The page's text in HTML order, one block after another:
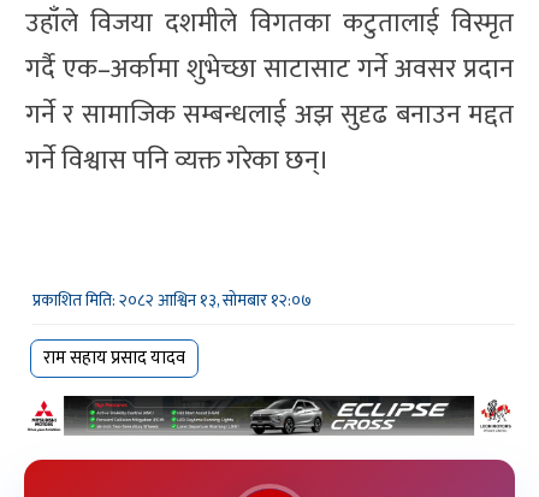
उहाँले विजया दशमीले विगतका कटुतालाई विस्मृत
गर्दै एक–अर्कामा शुभेच्छा साटासाट गर्ने अवसर प्रदान
गर्ने र सामाजिक सम्बन्धलाई अझ सुदृढ बनाउन मद्दत
गर्ने विश्वास पनि व्यक्त गरेका छन्।
प्रकाशित मिति: २०८२ आश्विन १३, सोमबार १२:०७
राम सहाय प्रसाद यादव